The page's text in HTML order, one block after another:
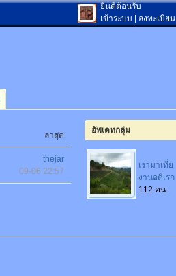
ยินดีต้อนรับ
เข้าระบบ
ลงทะเบียน
ล่าสุด
thejar
09-06 22:57
อัพเดทกลุ่ม
เรามาเที่ย
งานอดิเรก
112 คน